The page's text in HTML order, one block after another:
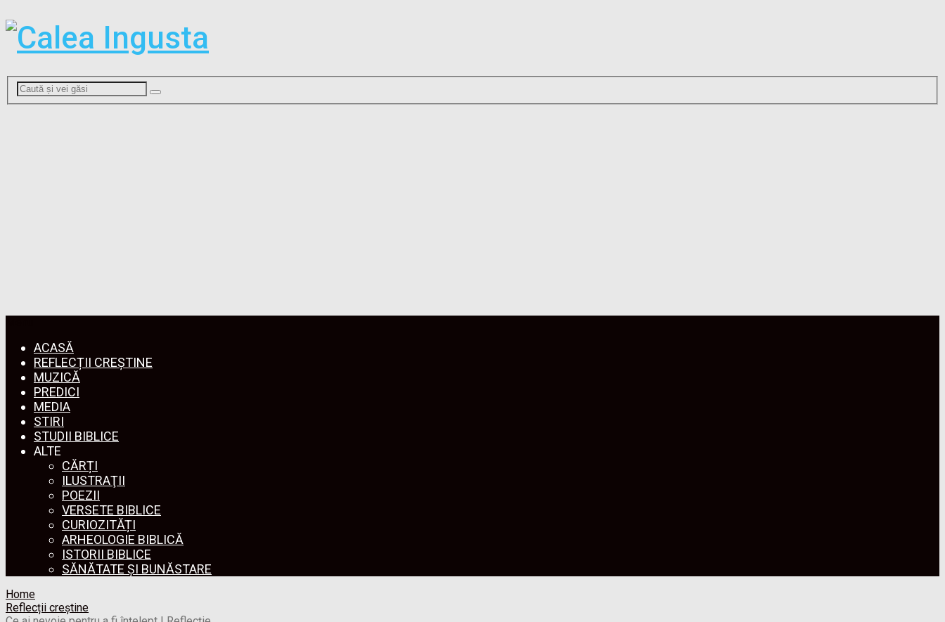
ACASĂ
REFLECȚII CREȘTINE
MUZICĂ
PREDICI
MEDIA
STIRI
STUDII BIBLICE
ALTE
CĂRȚI
ILUSTRAŢII
POEZII
VERSETE BIBLICE
CURIOZITĂȚI
ARHEOLOGIE BIBLICĂ
ISTORII BIBLICE
SĂNĂTATE ȘI BUNĂSTARE
Home
Reflecții creștine